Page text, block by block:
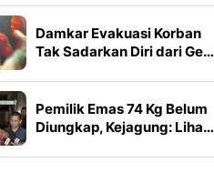
Damkar Evakuasi Korban
Tak Sadarkan Diri dari Ge…
Pemilik Emas 74 Kg Belum
Diungkap, Kejagung: Liha…